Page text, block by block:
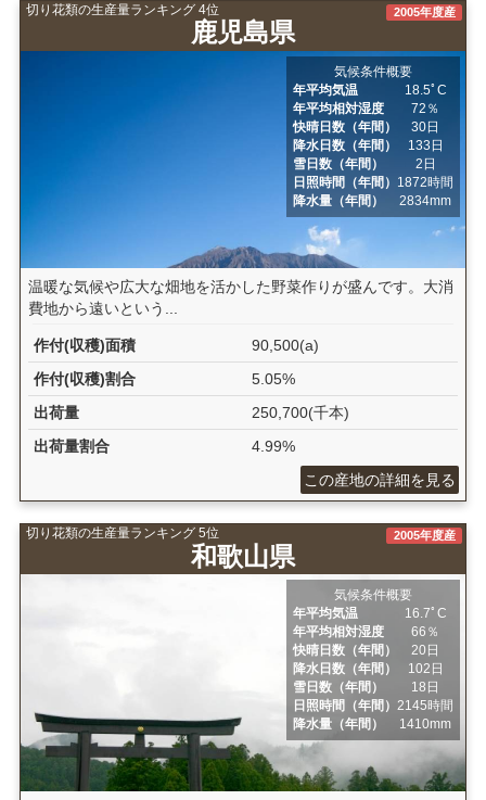
切り花類の生産量ランキング 4位
鹿児島県
2005年度産
気候条件概要
年平均気温
18.5ﾟC
年平均相対湿度
72％
快晴日数（年間）
30日
降水日数（年間）
133日
雪日数（年間）
2日
日照時間（年間） 1872時間
降水量（年間）
2834mm
温暖な気候や広大な畑地を活かした野菜作りが盛んです。大消
費地から遠いという...
作付(収穫)面積
90,500(a)
作付(収穫)割合
5.05%
出荷量
250,700(千本)
出荷量割合
4.99%
この産地の詳細を見る
切り花類の生産量ランキング 5位
和歌山県
2005年度産
気候条件概要
年平均気温
16.7ﾟC
年平均相対湿度
66％
快晴日数（年間）
20日
降水日数（年間）
102日
雪日数（年間）
18日
日照時間（年間）2145時間
降水量（年間）
1410mm